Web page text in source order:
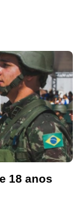
18 anos